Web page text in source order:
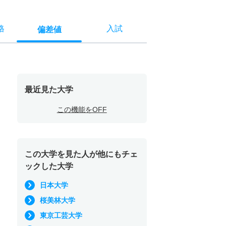
偏差値 入試
最近見た大学
この機能をOFF
この大学を見た人が他にもチェ
ックした大学
日本大学
桜美林大学
東京工芸大学